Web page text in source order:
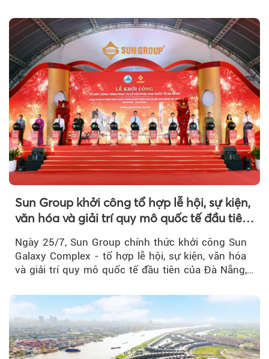
Sun Group khởi công tổ hợp lễ hội, sự kiện,
văn hóa và giải trí quy mô quốc tế đầu tiên
Ngày 25/7, Sun Group chính thức khởi công Sun
Galaxy Complex - tổ hợp lễ hội, sự kiện, văn hóa
và giải trí quy mô quốc tế đầu tiên của Đà Nẵng,…